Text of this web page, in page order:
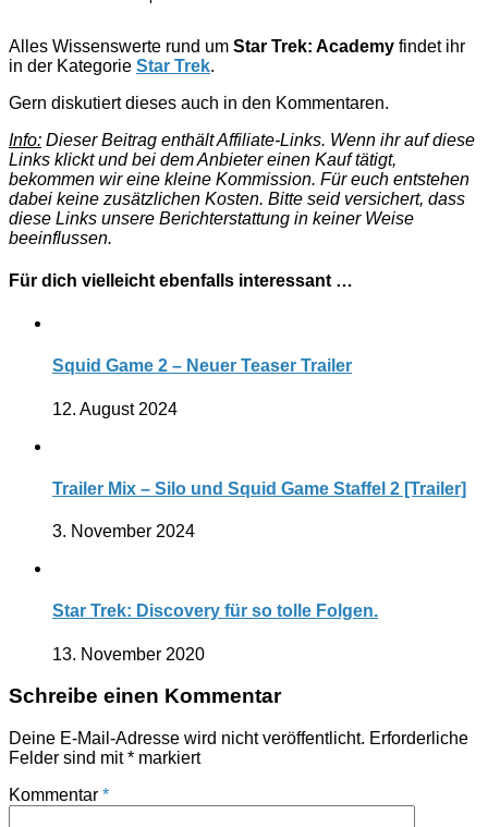
Alles Wissenswerte rund um Star Trek: Academy findet ihr
in der Kategorie Star Trek.
Gern diskutiert dieses auch in den Kommentaren.
Info: Dieser Beitrag enthält Affiliate-Links. Wenn ihr auf diese
Links klickt und bei dem Anbieter einen Kauf tätigt,
bekommen wir eine kleine Kommission. Für euch entstehen
dabei keine zusätzlichen Kosten. Bitte seid versichert, dass
diese Links unsere Berichterstattung in keiner Weise
beeinflussen.
Für dich vielleicht ebenfalls interessant …
Squid Game 2 – Neuer Teaser Trailer
12. August 2024
Trailer Mix – Silo und Squid Game Staffel 2 [Trailer]
3. November 2024
Star Trek: Discovery für so tolle Folgen.
13. November 2020
Schreibe einen Kommentar
Deine E-Mail-Adresse wird nicht veröffentlicht. Erforderliche
Felder sind mit* markiert
Kommentar *